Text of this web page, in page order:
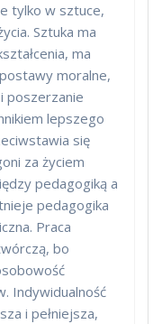
tylko w sztuce,
Sztuka ma
ma
moralne,
poszerzanie
lepszego
się
za życiem
pedagogiką a
pedagogika
Praca
bo
Indywidualność
i pełniejsza,